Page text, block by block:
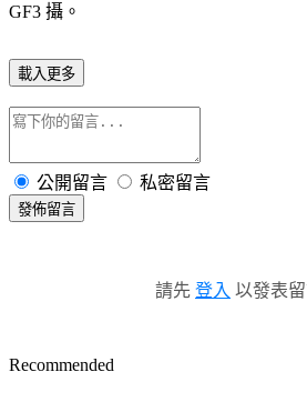
GF3 攝。
載入更多
公開留言 私密留言
發佈留言
請先 登入 以發表留
Recommended